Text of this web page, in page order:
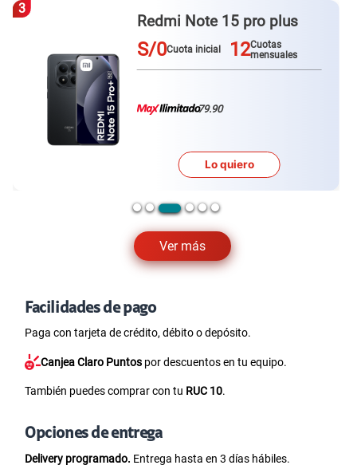
Ver más
3
Redmi Note 15 pro plus
S/0Cuota inicial 12Cuotas
mensuales
79.90
Lo quiero
Facilidades de pago
Paga con tarjeta de crédito, débito o depósito.
Canjea Claro Puntos por descuentos en tu equipo.
También puedes comprar con tu RUC 10.
Opciones de entrega
Delivery programado. Entrega hasta en 3 días hábiles.